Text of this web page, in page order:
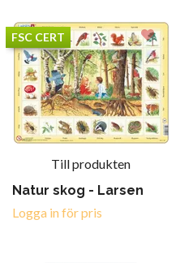
FSC CERT
Till produkten
Natur skog - Larsen
Logga in för pris